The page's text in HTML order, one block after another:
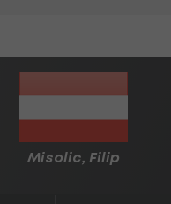
Misolic, Filip